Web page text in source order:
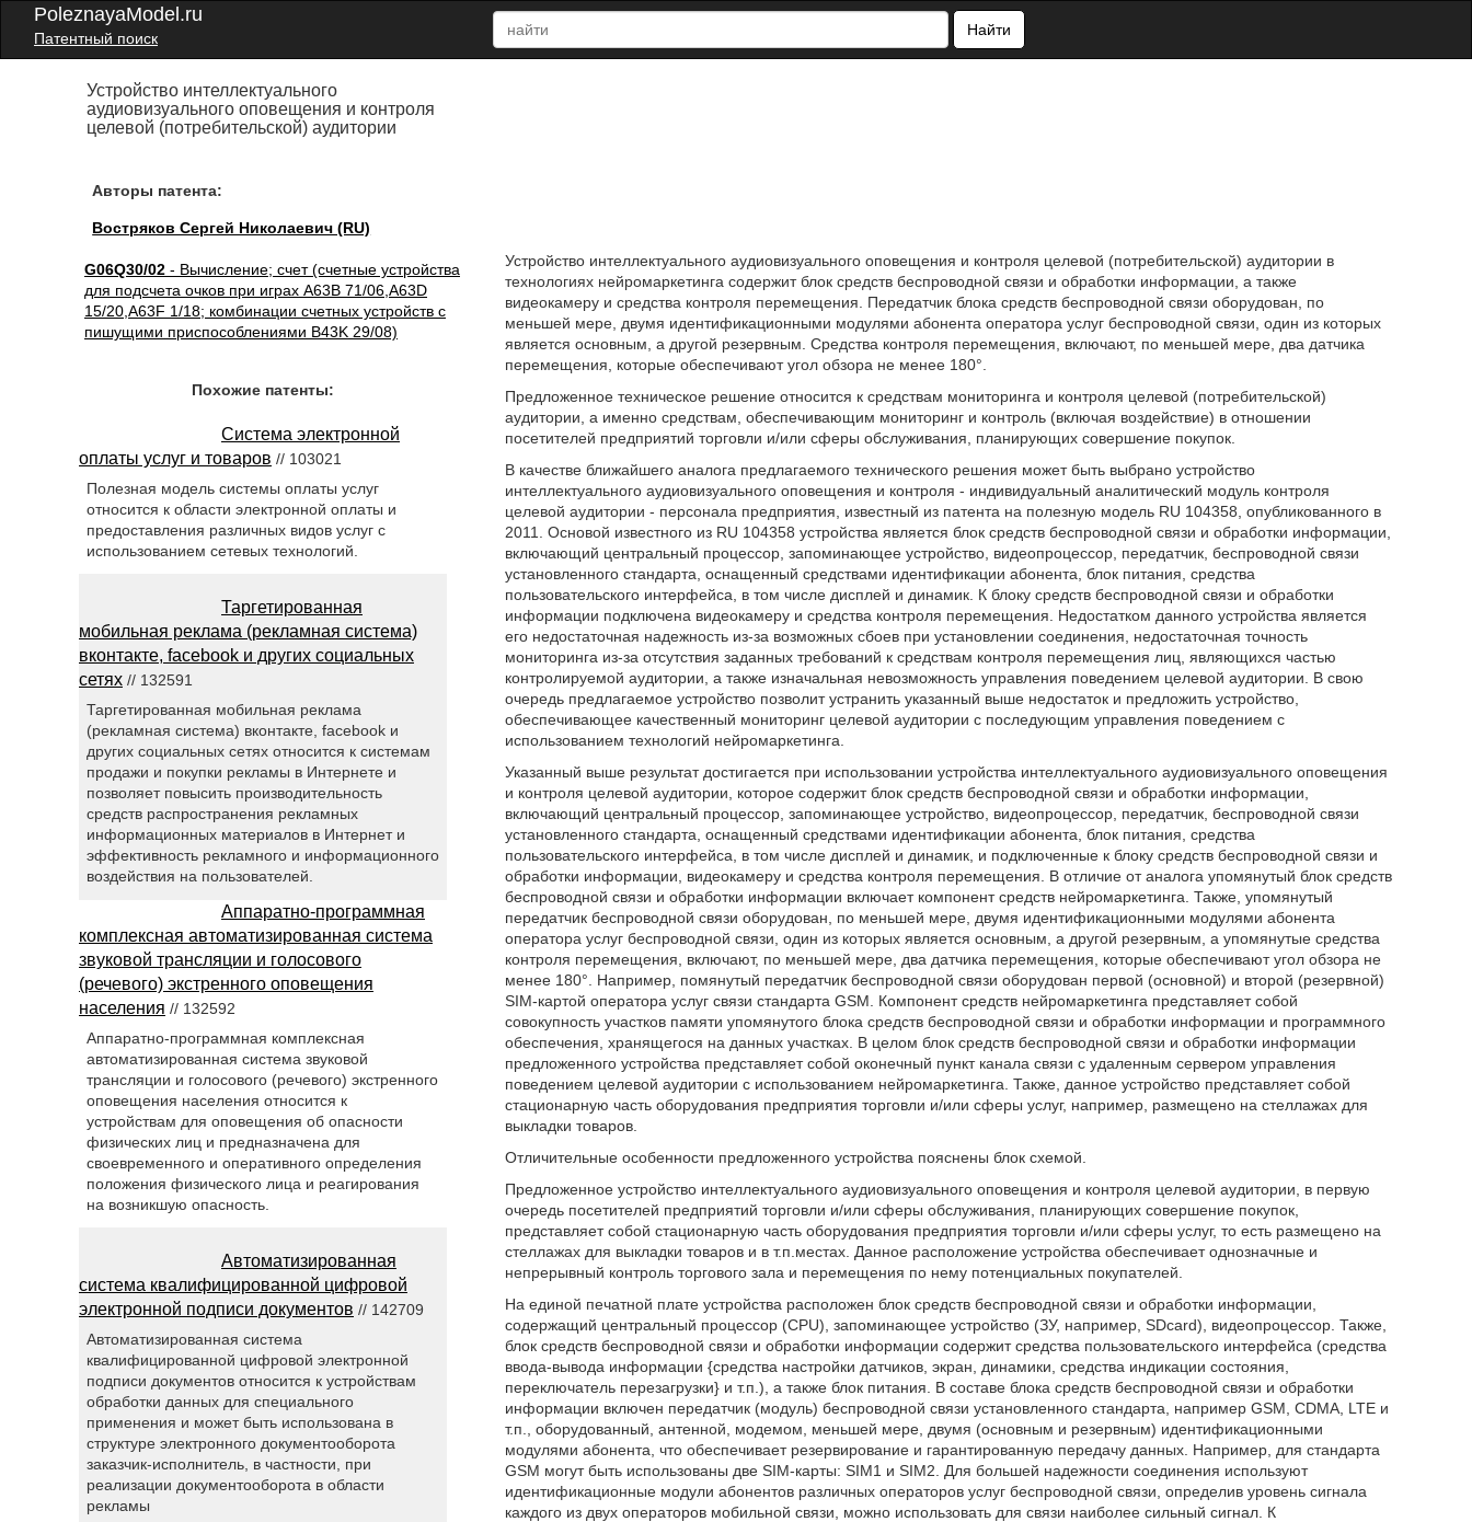
PoleznayaModel.ru
Патентный поиск
Найти
Устройство интеллектуального
аудиовизуального оповещения и контроля
целевой (потребительской) аудитории
Авторы патента:
Востряков Сергей Николаевич (RU)
G06Q30/02 - Вычисление; счет (счетные устройства
для подсчета очков при играх A63B 71/06,A63D
15/20,A63F 1/18; комбинации счетных устройств с
пишущими приспособлениями B43K 29/08)
Устройство интеллектуального аудиовизуального оповещения и контроля целевой (потребительской) аудитории в
технологиях нейромаркетинга содержит блок средств беспроводной связи и обработки информации, а также
видеокамеру и средства контроля перемещения. Передатчик блока средств беспроводной связи оборудован, по
меньшей мере, двумя идентификационными модулями абонента оператора услуг беспроводной связи, один из которых
является основным, а другой резервным. Средства контроля перемещения, включают, по меньшей мере, два датчика
перемещения, которые обеспечивают угол обзора не менее 180°.
Предложенное техническое решение относится к средствам мониторинга и контроля целевой (потребительской)
аудитории, а именно средствам, обеспечивающим мониторинг и контроль (включая воздействие) в отношении
посетителей предприятий торговли и/или сферы обслуживания, планирующих совершение покупок.
В качестве ближайшего аналога предлагаемого технического решения может быть выбрано устройство
интеллектуального аудиовизуального оповещения и контроля - индивидуальный аналитический модуль контроля
целевой аудитории - персонала предприятия, известный из патента на полезную модель RU 104358, опубликованного в
2011. Основой известного из RU 104358 устройства является блок средств беспроводной связи и обработки информации,
включающий центральный процессор, запоминающее устройство, видеопроцессор, передатчик, беспроводной связи
установленного стандарта, оснащенный средствами идентификации абонента, блок питания, средства
пользовательского интерфейса, в том числе дисплей и динамик. К блоку средств беспроводной связи и обработки
информации подключена видеокамеру и средства контроля перемещения. Недостатком данного устройства является
его недостаточная надежность из-за возможных сбоев при установлении соединения, недостаточная точность
мониторинга из-за отсутствия заданных требований к средствам контроля перемещения лиц, являющихся частью
контролируемой аудитории, а также изначальная невозможность управления поведением целевой аудитории. В свою
очередь предлагаемое устройство позволит устранить указанный выше недостаток и предложить устройство,
обеспечивающее качественный мониторинг целевой аудитории с последующим управления поведением с
использованием технологий нейромаркетинга.
Указанный выше результат достигается при использовании устройства интеллектуального аудиовизуального оповещения
и контроля целевой аудитории, которое содержит блок средств беспроводной связи и обработки информации,
включающий центральный процессор, запоминающее устройство, видеопроцессор, передатчик, беспроводной связи
установленного стандарта, оснащенный средствами идентификации абонента, блок питания, средства
пользовательского интерфейса, в том числе дисплей и динамик, и подключенные к блоку средств беспроводной связи и
обработки информации, видеокамеру и средства контроля перемещения. В отличие от аналога упомянутый блок средств
беспроводной связи и обработки информации включает компонент средств нейромаркетинга. Также, упомянутый
передатчик беспроводной связи оборудован, по меньшей мере, двумя идентификационными модулями абонента
оператора услуг беспроводной связи, один из которых является основным, а другой резервным, а упомянутые средства
контроля перемещения, включают, по меньшей мере, два датчика перемещения, которые обеспечивают угол обзора не
менее 180°. Например, помянутый передатчик беспроводной связи оборудован первой (основной) и второй (резервной)
SIM-картой оператора услуг связи стандарта GSM. Компонент средств нейромаркетинга представляет собой
совокупность участков памяти упомянутого блока средств беспроводной связи и обработки информации и программного
обеспечения, хранящегося на данных участках. В целом блок средств беспроводной связи и обработки информации
предложенного устройства представляет собой оконечный пункт канала связи с удаленным сервером управления
поведением целевой аудитории с использованием нейромаркетинга. Также, данное устройство представляет собой
стационарную часть оборудования предприятия торговли и/или сферы услуг, например, размещено на стеллажах для
выкладки товаров.
Отличительные особенности предложенного устройства пояснены блок схемой.
Предложенное устройство интеллектуального аудиовизуального оповещения и контроля целевой аудитории, в первую
очередь посетителей предприятий торговли и/или сферы обслуживания, планирующих совершение покупок,
представляет собой стационарную часть оборудования предприятия торговли и/или сферы услуг, то есть размещено на
стеллажах для выкладки товаров и в т.п.местах. Данное расположение устройства обеспечивает однозначные и
непрерывный контроль торгового зала и перемещения по нему потенциальных покупателей.
На единой печатной плате устройства расположен блок средств беспроводной связи и обработки информации,
содержащий центральный процессор (CPU), запоминающее устройство (ЗУ, например, SDcard), видеопроцессор. Также,
блок средств беспроводной связи и обработки информации содержит средства пользовательского интерфейса (средства
ввода-вывода информации {средства настройки датчиков, экран, динамики, средства индикации состояния,
переключатель перезагрузки} и т.п.), а также блок питания. В составе блока средств беспроводной связи и обработки
информации включен передатчик (модуль) беспроводной связи установленного стандарта, например GSM, CDMA, LTE и
т.п., оборудованный, антенной, модемом, меньшей мере, двумя (основным и резервным) идентификационными
модулями абонента, что обеспечивает резервирование и гарантированную передачу данных. Например, для стандарта
GSM могут быть использованы две SIM-карты: SIM1 и SIM2. Для большей надежности соединения используют
идентификационные модули абонентов различных операторов услуг беспроводной связи, определив уровень сигнала
каждого из двух операторов мобильной связи, можно использовать для связи наиболее сильный сигнал. К
Похожие патенты:
Система электронной
оплаты услуг и товаров // 103021
Полезная модель системы оплаты услуг
относится к области электронной оплаты и
предоставления различных видов услуг с
использованием сетевых технологий.
Таргетированная
мобильная реклама (рекламная система)
вконтакте, facebook и других социальных
сетях // 132591
Таргетированная мобильная реклама
(рекламная система) вконтакте, facebook и
других социальных сетях относится к системам
продажи и покупки рекламы в Интернете и
позволяет повысить производительность
средств распространения рекламных
информационных материалов в Интернет и
эффективность рекламного и информационного
воздействия на пользователей.
Аппаратно-программная
комплексная автоматизированная система
звуковой трансляции и голосового
(речевого) экстренного оповещения
населения // 132592
Аппаратно-программная комплексная
автоматизированная система звуковой
трансляции и голосового (речевого) экстренного
оповещения населения относится к
устройствам для оповещения об опасности
физических лиц и предназначена для
своевременного и оперативного определения
положения физического лица и реагирования
на возникшую опасность.
Автоматизированная
система квалифицированной цифровой
электронной подписи документов // 142709
Автоматизированная система
квалифицированной цифровой электронной
подписи документов относится к устройствам
обработки данных для специального
применения и может быть использована в
структуре электронного документооборота
заказчик-исполнитель, в частности, при
реализации документооборота в области
рекламы